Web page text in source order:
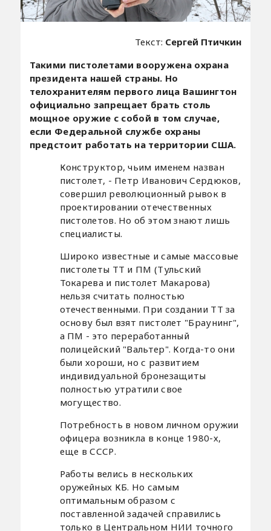
Текст: Сергей Птичкин
Такими пистолетами вооружена охрана
президента нашей страны. Но
телохранителям первого лица Вашингтон
официально запрещает брать столь
мощное оружие с собой в том случае,
если Федеральной службе охраны
предстоит работать на территории США.
Конструктор, чьим именем назван
пистолет, - Петр Иванович Сердюков,
совершил революционный рывок в
проектировании отечественных
пистолетов. Но об этом знают лишь
специалисты.
Широко известные и самые массовые
пистолеты ТТ и ПМ (Тульский
Токарева и пистолет Макарова)
нельзя считать полностью
отечественными. При создании ТТ за
основу был взят пистолет "Браунинг",
а ПМ - это переработанный
полицейский "Вальтер". Когда-то они
были хороши, но с развитием
индивидуальной бронезащиты
полностью утратили свое
могущество.
Потребность в новом личном оружии
офицера возникла в конце 1980-х,
еще в СССР.
Работы велись в нескольких
оружейных КБ. Но самым
оптимальным образом с
поставленной задачей справились
только в Центральном НИИ точного